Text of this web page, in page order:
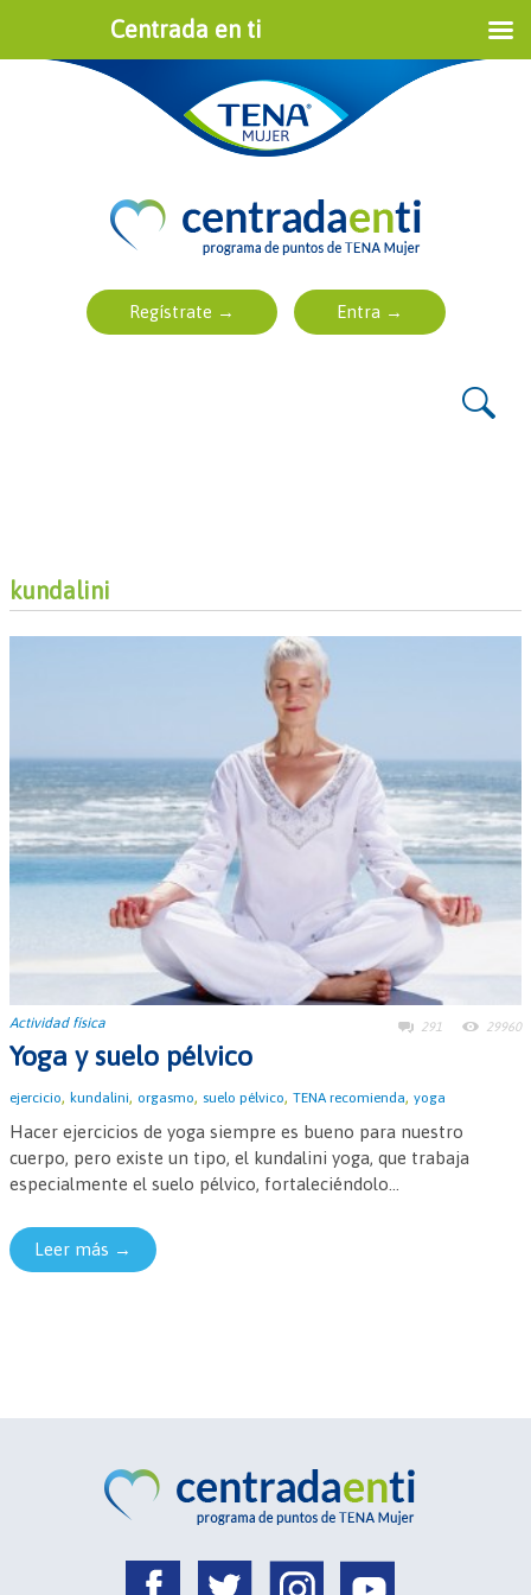
kundalini
Actividad física 291 29960
Yoga y suelo pélvico
ejercicio, kundalini, orgasmo, suelo pélvico, TENA recomienda, yoga
Hacer ejercicios de yoga siempre es bueno para nuestro
cuerpo, pero existe un tipo, el kundalini yoga, que trabaja
especialmente el suelo pélvico, fortaleciéndolo...
Leer más →
Centrada en ti